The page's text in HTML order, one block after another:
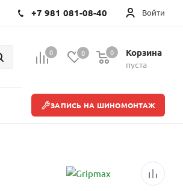
Войти
+7 981 081-08-40
0 0 Корзина
пуста
0
ЗАПИСЬ НА ШИНОМОНТАЖ